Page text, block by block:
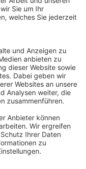
werden
Senatsverwaltung für
114236103
Körperschaft befreit
unter der